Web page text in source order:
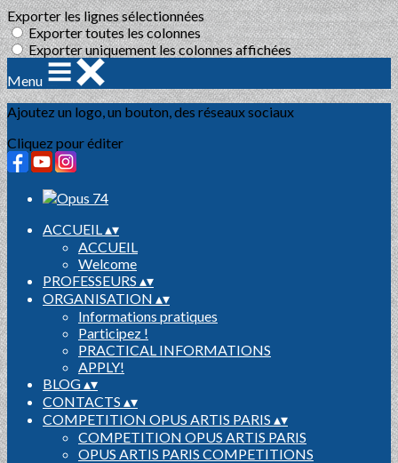
Exporter les lignes sélectionnées
Exporter toutes les colonnes
Exporter uniquement les colonnes affichées
Menu
Ajoutez un logo, un bouton, des réseaux sociaux
Cliquez pour éditer
ACCUEIL▴▾
ACCUEIL
Welcome
PROFESSEURS ▴▾
ORGANISATION ▴▾
Informations pratiques
Participez !
PRACTICAL INFORMATIONS
APPLY!
BLOG▴▾
CONTACTS ▴▾
COMPETITION OPUS ARTIS PARIS ▴▾
COMPETITION OPUS ARTIS PARIS
OPUS ARTIS PARIS COMPETITIONS